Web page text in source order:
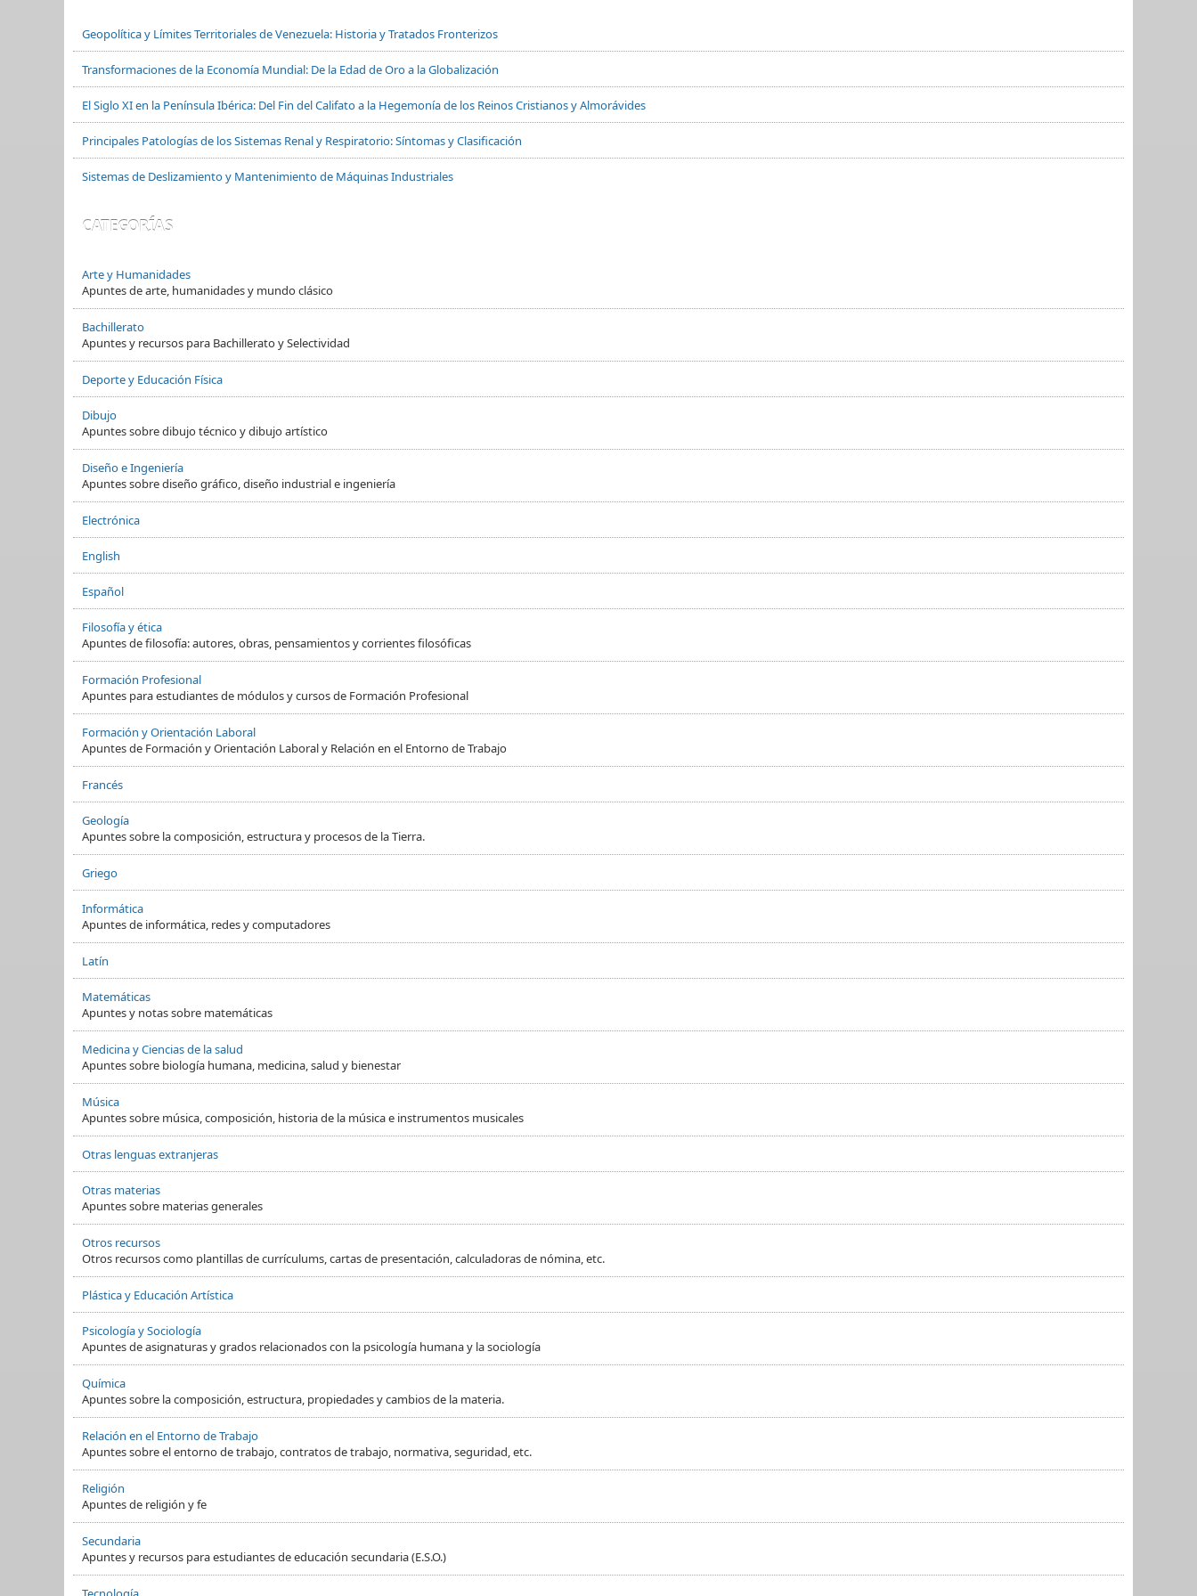
Geopolítica y Límites Territoriales de Venezuela: Historia y Tratados Fronterizos
Transformaciones de la Economía Mundial: De la Edad de Oro a la Globalización
El Siglo XI en la Península Ibérica: Del Fin del Califato a la Hegemonía de los Reinos Cristianos y Almorávides
Principales Patologías de los Sistemas Renal y Respiratorio: Síntomas y Clasificación
Sistemas de Deslizamiento y Mantenimiento de Máquinas Industriales
CATEGORÍAS
Arte y Humanidades
Apuntes de arte, humanidades y mundo clásico
Bachillerato
Apuntes y recursos para Bachillerato y Selectividad
Deporte y Educación Física
Dibujo
Apuntes sobre dibujo técnico y dibujo artístico
Diseño e Ingeniería
Apuntes sobre diseño gráfico, diseño industrial e ingeniería
Electrónica
English
Español
Filosofía y ética
Apuntes de filosofía: autores, obras, pensamientos y corrientes filosóficas
Formación Profesional
Apuntes para estudiantes de módulos y cursos de Formación Profesional
Formación y Orientación Laboral
Apuntes de Formación y Orientación Laboral y Relación en el Entorno de Trabajo
Francés
Geología
Apuntes sobre la composición, estructura y procesos de la Tierra.
Griego
Informática
Apuntes de informática, redes y computadores
Latín
Matemáticas
Apuntes y notas sobre matemáticas
Medicina y Ciencias de la salud
Apuntes sobre biología humana, medicina, salud y bienestar
Música
Apuntes sobre música, composición, historia de la música e instrumentos musicales
Otras lenguas extranjeras
Otras materias
Apuntes sobre materias generales
Otros recursos
Otros recursos como plantillas de currículums, cartas de presentación, calculadoras de nómina, etc.
Plástica y Educación Artística
Psicología y Sociología
Apuntes de asignaturas y grados relacionados con la psicología humana y la sociología
Química
Apuntes sobre la composición, estructura, propiedades y cambios de la materia.
Relación en el Entorno de Trabajo
Apuntes sobre el entorno de trabajo, contratos de trabajo, normativa, seguridad, etc.
Religión
Apuntes de religión y fe
Secundaria
Apuntes y recursos para estudiantes de educación secundaria (E.S.O.)